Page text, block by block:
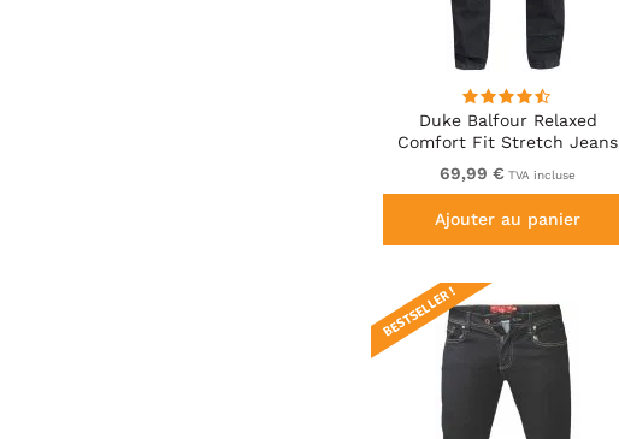
Duke Balfour Relaxed
Comfort Fit Stretch Jeans
With Elasticated Waist Black
69,99 € TVA incluse
Ajouter au panier
BESTSELLER !